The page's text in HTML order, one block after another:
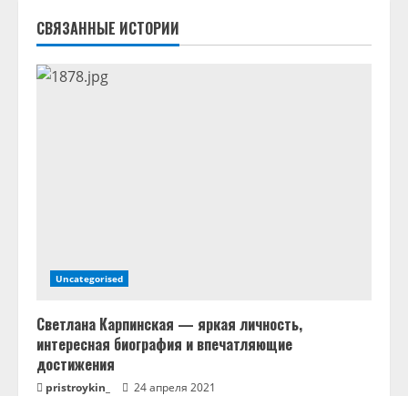
ч
т
СВЯЗАННЫЕ ИСТОРИИ
Uncategorised
Светлана Карпинская — яркая личность,
интересная биография и впечатляющие
достижения
pristroykin_ 24 апреля 2021